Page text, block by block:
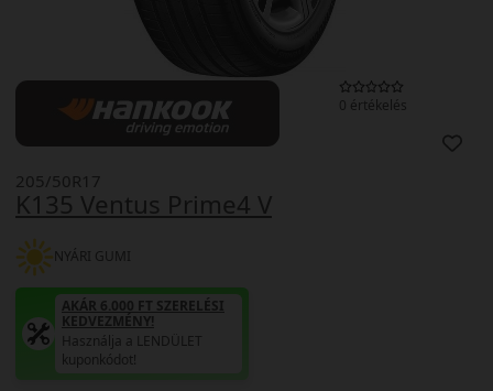
0 értékelés
K135 Ventus Prime4 V
205/50R17
NYÁRI GUMI
AKÁR 6.000 FT SZERELÉSI
KEDVEZMÉNY!
Használja a LENDÜLET
kuponkódot!